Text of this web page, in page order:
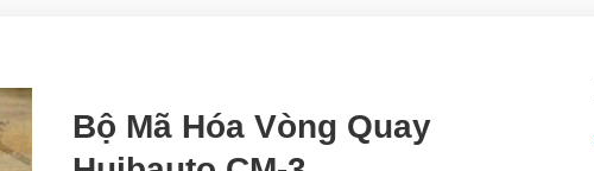
Bộ Mã Hóa Vòng Quay